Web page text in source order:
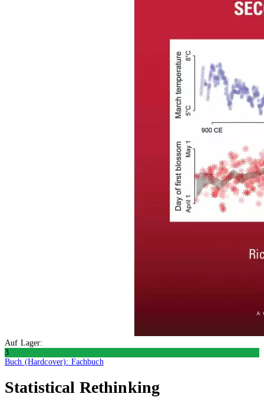
Auf Lager:
3
Buch (Hardcover): Fachbuch
Statistical Rethinking